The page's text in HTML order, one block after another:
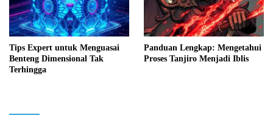
Tips Expert untuk Menguasai
Benteng Dimensional Tak
Terhingga
Panduan Lengkap: Mengetahui
Proses Tanjiro Menjadi Iblis